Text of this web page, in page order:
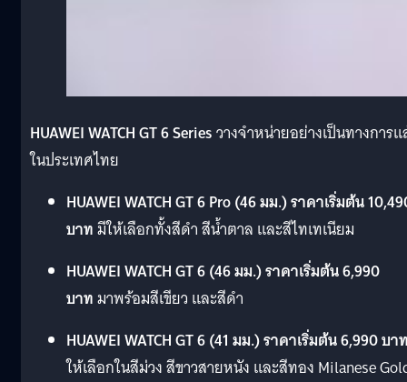
HUAWEI WATCH GT 6 Seriesวางจำหน่ายอย่างเป็นทางการ
ในประเทศไทย
HUAWEI WATCHGT 6 Pro (46 มม.)ราคาเริ่มต้น
บาทมีให้เลือกทั้งสีดำ สีน้ำตาล และสีไทเทเนียม
HUAWEI WATCH GT 6 (46 มม.) ราคาเริ่มต้น 6,990
บาทมาพร้อมสีเขียว และสีดำ
HUAWEI WATCH GT 6 (41 มม.)ราคาเริ่มต้น 6,990 บา
ให้เลือกในสีม่วง สีขาวสายหนัง และสีทอง Milanese